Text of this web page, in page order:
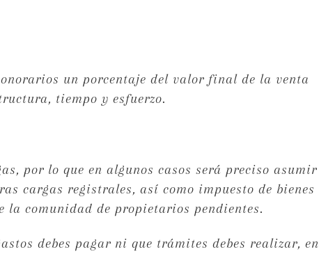
un porcentaje del valor final de la venta
tiempo y esfuerzo.
por lo que en algunos casos será preciso asumir
cargas registrales, así como impuesto de bienes
la comunidad de propietarios pendientes.
debes pagar ni que trámites debes realizar, en